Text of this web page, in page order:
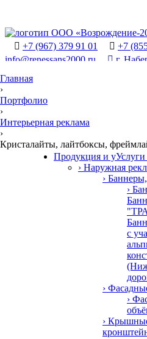
 +7 (967) 379 91 01  +7
info@renessans2000.ru
 г.

Продукция и уУслуги
› Наружная
›
›
с
›
›
›
Главная
›
Портфолио
›
Интерьерная реклама
›
Кристалайты, лайтбоксы,